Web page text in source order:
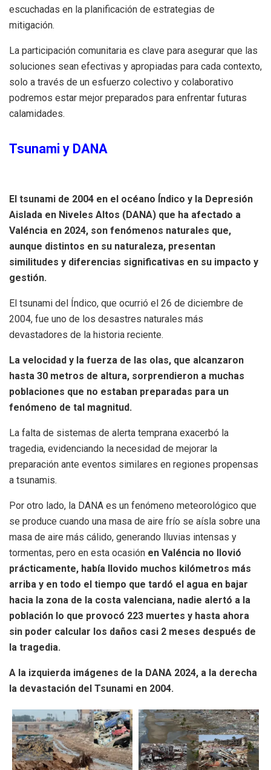
escuchadas en la planificación de estrategias de
mitigación.
La participación comunitaria es clave para asegurar que las
soluciones sean efectivas y apropiadas para cada contexto,
solo a través de un esfuerzo colectivo y colaborativo
podremos estar mejor preparados para enfrentar futuras
calamidades.
Tsunami y DANA
El tsunami de 2004 en el océano Índico y la Depresión
Aislada en Niveles Altos (DANA) que ha afectado a
Valéncia en 2024, son fenómenos naturales que,
aunque distintos en su naturaleza, presentan
similitudes y diferencias significativas en su impacto y
gestión.
El tsunami del Índico, que ocurrió el 26 de diciembre de
2004, fue uno de los desastres naturales más
devastadores de la historia reciente.
La velocidad y la fuerza de las olas, que alcanzaron
hasta 30 metros de altura, sorprendieron a muchas
poblaciones que no estaban preparadas para un
fenómeno de tal magnitud.
La falta de sistemas de alerta temprana exacerbó la
tragedia, evidenciando la necesidad de mejorar la
preparación ante eventos similares en regiones propensas
a tsunamis.
Por otro lado, la DANA es un fenómeno meteorológico que
se produce cuando una masa de aire frío se aísla sobre una
masa de aire más cálido, generando lluvias intensas y
tormentas, pero en esta ocasión en Valéncia no llovió
prácticamente, había llovido muchos kilómetros más
arriba y en todo el tiempo que tardó el agua en bajar
hacia la zona de la costa valenciana, nadie alertó a la
población lo que provocó 223 muertes y hasta ahora
sin poder calcular los daños casi 2 meses después de
la tragedia.
A la izquierda imágenes de la DANA 2024, a la derecha
la devastación del Tsunami en 2004.